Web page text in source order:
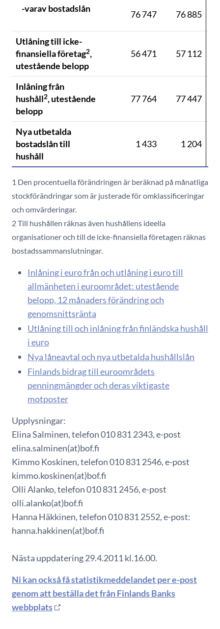
-varav bostadslån
76 747 76 885
Utlåning till icke-
finansiella företag2,
utestående belopp
56 471 57 112
Inlåning från
hushåll2, utestående
belopp
77 764 77 447
Nya utbetalda
bostadslån till
hushåll
1 433 1 204
1 Den procentuella förändringen är beräknad på månatliga
stockförändringar som är justerade för omklassificeringar
och omvärderingar.
2 Till hushållen räknas även hushållens ideella
organisationer och till de icke-finansiella företagen räknas
bostadssammanslutningar.
Inlåning i euro från och utlåning i euro till
allmänheten i euroområdet: utestående
belopp, 12 månaders förändring och
genomsnittsränta
Utlåning till och inlåning från finländska hushåll
i euro
Nya låneavtal och nya utbetalda hushållslån
Finlands bidrag till euroområdets
penningmängder och deras viktigaste
motposter
Upplysningar:
Elina Salminen, telefon 010 831 2343, e-post
elina.salminen(at)bof.fi
Kimmo Koskinen, telefon 010 831 2546, e-post
kimmo.koskinen(at)bof.fi
Olli Alanko, telefon 010 831 2456, e-post
olli.alanko(at)bof.fi
Hanna Häkkinen, telefon 010 831 2552, e-post:
hanna.hakkinen(at)bof.fi
Nästa uppdatering 29.4.2011 kl.16.00.
Ni kan också få statistikmeddelandet per e-post
genom att beställa det från Finlands Banks
webbplats